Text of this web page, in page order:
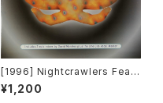
[1996] Nightcrawlers Featu
ring John Reid – Should I E
ver (Fall In Love) [1st Aven
¥1,200